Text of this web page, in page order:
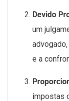
Devido
um
e a
impostas